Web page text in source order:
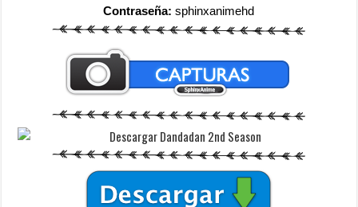
Contraseña:sphinxanimehd